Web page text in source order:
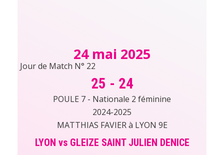
24 mai 2025
Jour de Match N° 22
25 - 24
POULE 7 - Nationale 2 féminine
2024-2025
MATTHIAS FAVIER à LYON 9E
LYON vs GLEIZE SAINT JULIEN DENICE